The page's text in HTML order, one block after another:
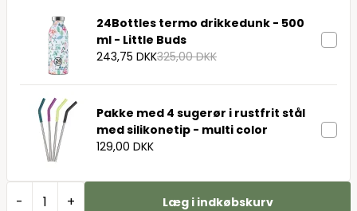
24Bottles termo drikkedunk - 500
ml - Little Buds
243,75 DKK325,00 DKK
Pakke med 4 sugerør i rustfrit stål
med silikonetip - multi color
129,00 DKK
- + Læg i indkøbskurv